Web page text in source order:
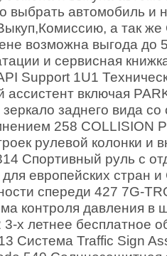
выбрать автомобиль и
а так
возможна выгода до
и сервисная
Support 1U1
ассистент включая
заднего вида
258 COLLISION
рулевой колонки и
Спортивный руль с
европейских стран
спереди 427 7G-
контроля давления в
3-х летнее бесплатное
Система Traffic Sign